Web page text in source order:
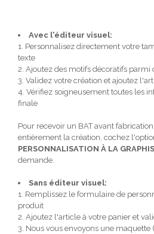
Avec l'éditeur visuel:
1. Personnalisez directement votre
texte
2. Ajoutez des motifs décoratifs parmi
3. Validez votre création et ajoutez
4. Vérifiez soigneusement toutes les
finale
Pour recevoir un BAT avant
entièrement la création, cochez
PERSONNALISATION À LA
demande.
Sans éditeur visuel:
1. Remplissez le formulaire de
produit
2. Ajoutez l'article à votre panier et
3. Nous vous envoyons une maquette